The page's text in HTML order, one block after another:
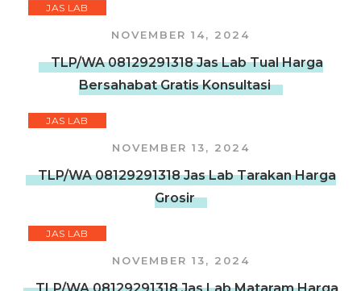
JAS LAB
NOVEMBER 14, 2024
TLP/WA 08129291318 Jas Lab Tual Harga
Bersahabat Gratis Konsultasi
JAS LAB
NOVEMBER 13, 2024
TLP/WA 08129291318 Jas Lab Tarakan Harga
Grosir
JAS LAB
NOVEMBER 13, 2024